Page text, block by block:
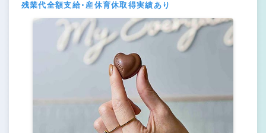
残業代全額支給・産休育休取得実績あり